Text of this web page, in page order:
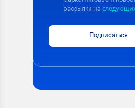
рассылки на
Подписаться